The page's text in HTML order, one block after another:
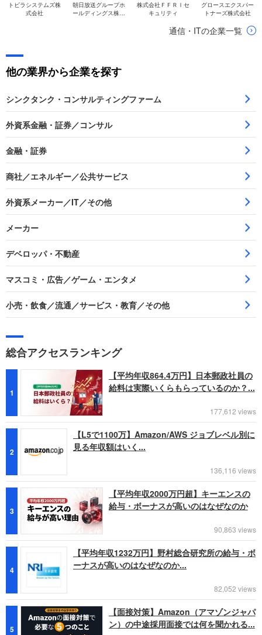
トビラシステムズ株
式会社
朝日放送グループホ
ールディングス株式
株式会社ＦＦＲＩセ
キュリティ
グロースエクスパー
トナーズ株式会社
通信・ITの企業一覧
他の業界から企業を探す
シンクタンク・コンサルティングファーム
外資系金融・証券／コンサル
金融・証券
商社／エネルギー／公共サービス
外資系メーカー／IT／その他
メーカー
デベロッパ・不動産
マスコミ・広告／ゲーム・エンタメ
小売・飲食／流通／サービス・教育／その他
総合アクセスランキング
1
【平均年収864.4万円】日本郵政社員の
給料は実際いくらもらっているのか？...
177,612 views
2
【L5で1100万】Amazon/AWS ジョブレベル別に
見る年収額はいく...
136,116 views
3
【平均年収2000万円超】キーエンスの
給与・ボーナスが高いのはなぜなのか
90,863 views
4
【平均年収1232万円】野村総合研究所の給与・ボ
ーナスが高いのはなぜなのか...
82,052 views
5
【面接対策】Amazon（アマゾンジャパ
ン）の中途採用面接では何を聞かれる...